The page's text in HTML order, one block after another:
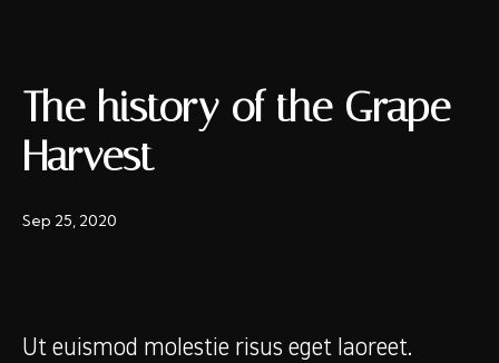
The history of the Grape
Harvest
Sep 25, 2020
Ut euismod molestie risus eget laoreet.